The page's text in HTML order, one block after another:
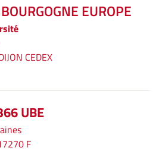
EUROPE
CEDEX
UBE
F